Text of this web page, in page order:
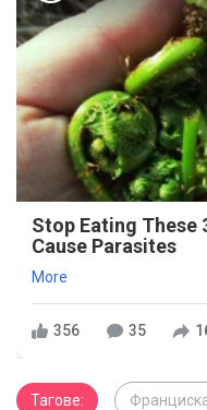
Stop Eating These
Cause Parasites
More
356 35
Тагове: